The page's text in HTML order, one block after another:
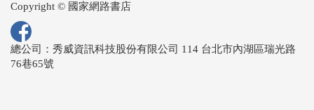
Copyright © 國家網路書店
總公司：秀威資訊科技股份有限公司 114 台北市內湖區瑞光路
76巷65號